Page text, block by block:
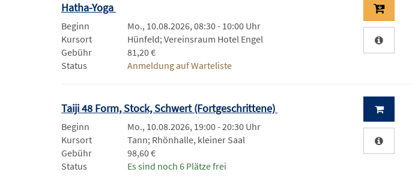
Hatha-Yoga
Beginn
Mo., 10.08.2026, 08:30 - 10:00 Uhr
Kursort
Hünfeld; Vereinsraum Hotel Engel
Gebühr
81,20 €
Status
Anmeldung auf Warteliste
Taiji 48 Form, Stock, Schwert (Fortgeschrittene)
Beginn
Mo., 10.08.2026, 19:00 - 20:30 Uhr
Kursort
Tann; Rhönhalle, kleiner Saal
Gebühr
98,60 €
Status
Es sind noch 6 Plätze frei